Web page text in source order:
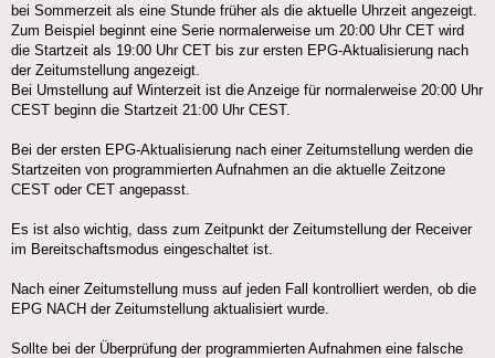
bei Sommerzeit als eine Stunde früher als die aktuelle Uhrzeit angezeigt.
Zum Beispiel beginnt eine Serie normalerweise um 20:00 Uhr CET wird
die Startzeit als 19:00 Uhr CET bis zur ersten EPG-Aktualisierung nach
der Zeitumstellung angezeigt.
Bei Umstellung auf Winterzeit ist die Anzeige für normalerweise 20:00 Uhr
CEST beginn die Startzeit 21:00 Uhr CEST.
Bei der ersten EPG-Aktualisierung nach einer Zeitumstellung werden die
Startzeiten von programmierten Aufnahmen an die aktuelle Zeitzone
CEST oder CET angepasst.
Es ist also wichtig, dass zum Zeitpunkt der Zeitumstellung der Receiver
im Bereitschaftsmodus eingeschaltet ist.
Nach einer Zeitumstellung muss auf jeden Fall kontrolliert werden, ob die
EPG NACH der Zeitumstellung aktualisiert wurde.
Sollte bei der Überprüfung der programmierten Aufnahmen eine falsche